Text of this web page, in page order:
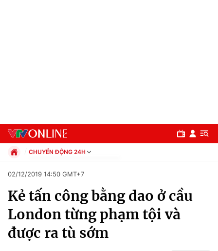
Chuyên mục
Chính trị
CHUYỂN ĐỘNG 24H
Xã hội
Pháp luật
Thể thao
Truyền hình
02/12/2019 14:50 GMT+7
Kẻ tấn công bằng dao ở cầu
London từng phạm tội và
được ra tù sớm